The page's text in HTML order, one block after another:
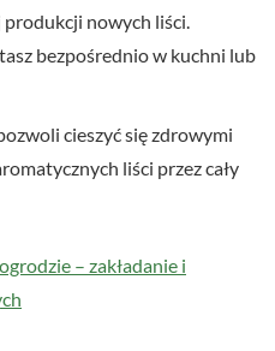
nowych liści.
bezpośrednio w kuchni lub
cieszyć się zdrowymi
liści przez cały
– zakładanie i